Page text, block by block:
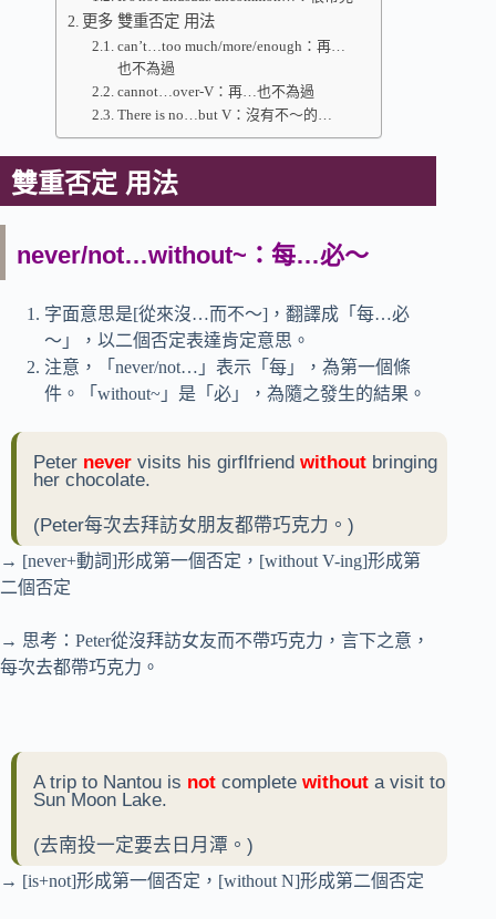
更多 雙重否定 用法
can’t…too much/more/enough：再…
也不為過
cannot…over-V：再…也不為過
There is no…but V：沒有不～的…
雙重否定 用法
never/not…without~：每…必～
字面意思是[從來沒…而不～]，翻譯成「每…必
～」，以二個否定表達肯定意思。
注意，「never/not…」表示「每」，為第一個條
件。「without~」是「必」，為隨之發生的結果。
Peter never visits his girflfriend without bringing
her chocolate.
(Peter每次去拜訪女朋友都帶巧克力。)
→ [never+動詞]形成第一個否定，[without V-ing]形成第
二個否定
→ 思考：Peter從沒拜訪女友而不帶巧克力，言下之意，
每次去都帶巧克力。
A trip to Nantou is not complete without a visit to
Sun Moon Lake.
(去南投一定要去日月潭。)
→ [is+not]形成第一個否定，[without N]形成第二個否定